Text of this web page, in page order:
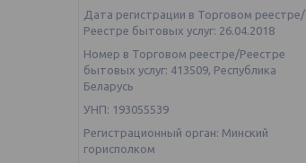
Дата регистрации в Торговом реестре/
Реестре бытовых услуг: 26.04.2018
Номер в Торговом реестре/Реестре
бытовых услуг: 413509, Республика
Беларусь
УНП: 193055539
Регистрационный орган: Минский
горисполком